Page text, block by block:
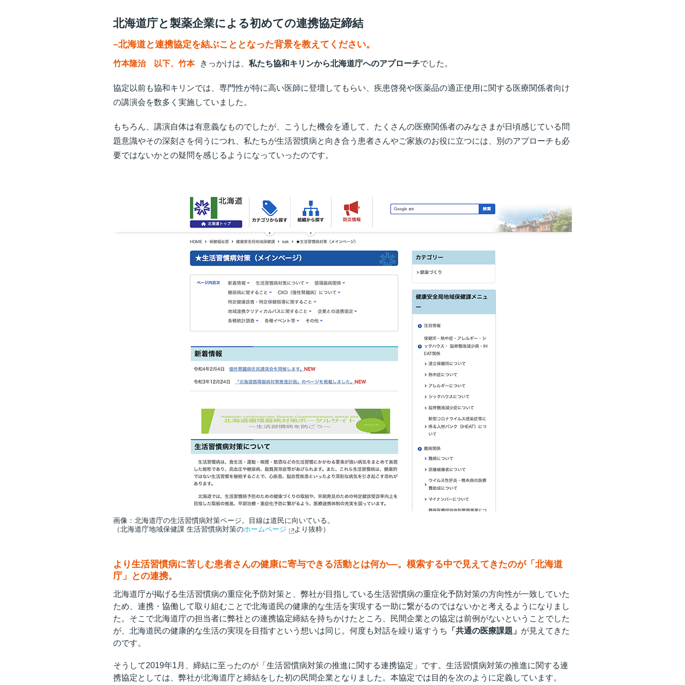
北海道庁と製薬企業による初めての連携協定締結
–北海道と連携協定を結ぶこととなった背景を教えてください。
竹本隆治 以下、竹本 きっかけは、 私たち協和キリンから北海道庁へのアプローチでした。
協定以前も協和キリンでは、専門性が特に高い医師に登壇してもらい、疾患啓発や医薬品の適正使用に関する医療関係者向け
の講演会を数多く実施していました。
もちろん、講演自体は有意義なものでしたが、こうした機会を通して、たくさんの医療関係者のみなさまが日頃感じている問
題意識やその深刻さを伺うにつれ、私たちが生活習慣病と向き合う患者さんやご家族のお役に立つには、別のアプローチも必
要ではないかとの疑問を感じるようになっていったのです。
画像：北海道庁の生活習慣病対策ページ。目線は道民に向いている。
（北海道庁地域保健課 生活習慣病対策のホームページ より抜粋）
より生活習慣病に苦しむ患者さんの健康に寄与できる活動とは何か—。模索する中で見えてきたのが「北海道
庁」との連携。
北海道庁が掲げる生活習慣病の重症化予防対策と、弊社が目指している生活習慣病の重症化予防対策の方向性が一致していた
ため、連携・協働して取り組むことで北海道民の健康的な生活を実現する一助に繋がるのではないかと考えるようになりまし
た。そこで北海道庁の担当者に弊社との連携協定締結を持ちかけたところ、民間企業との協定は前例がないということでした
が、北海道民の健康的な生活の実現を目指すという想いは同じ。何度も対話を繰り返すうち
「共通の医療課題」 が見えてきた
のです。
そうして2019年1月、締結に至ったのが「生活習慣病対策の推進に関する連携協定」です。生活習慣病対策の推進に関する連
携協定としては、弊社が北海道庁と締結をした初の民間企業となりました。本協定では目的を次のように定義しています。